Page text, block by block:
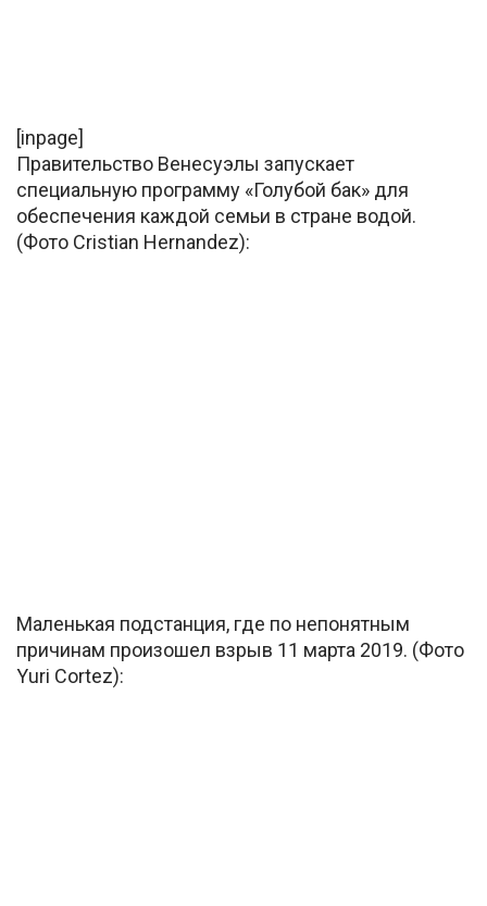
[inpage]
Правительство Венесуэлы запускает
специальную программу «Голубой бак» для
обеспечения каждой семьи в стране водой.
(Фото Cristian Hernandez):
Маленькая подстанция, где по непонятным
причинам произошел взрыв 11 марта 2019. (Фото
Yuri Cortez):